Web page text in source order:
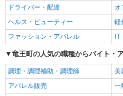
ドライバー・配達
オ
ヘルス・ビューティー
軽
ファッション・アパレル
竜王町の人気の職種からバイト・
調理・調理補助・調理師
美
アパレル販売
一